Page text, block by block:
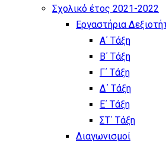
Σχολικό έτος 2021-2022
Εργαστήρια
Α΄ Τάξη
Β΄ Τάξη
Γ΄ Τάξη
Δ΄ Τάξη
Ε΄ Τάξη
ΣΤ΄ Τάξη
Διαγωνισμοί